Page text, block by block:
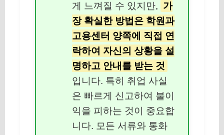
게 느껴질 수 있지만, 가
장 확실한 방법은 학원과
고용센터 양쪽에 직접 연
락하여 자신의 상황을 설
명하고 안내를 받는 것
입니다. 특히 취업 사실
은 빠르게 신고하여 불이
익을 피하는 것이 중요합
니다. 모든 서류와 통화